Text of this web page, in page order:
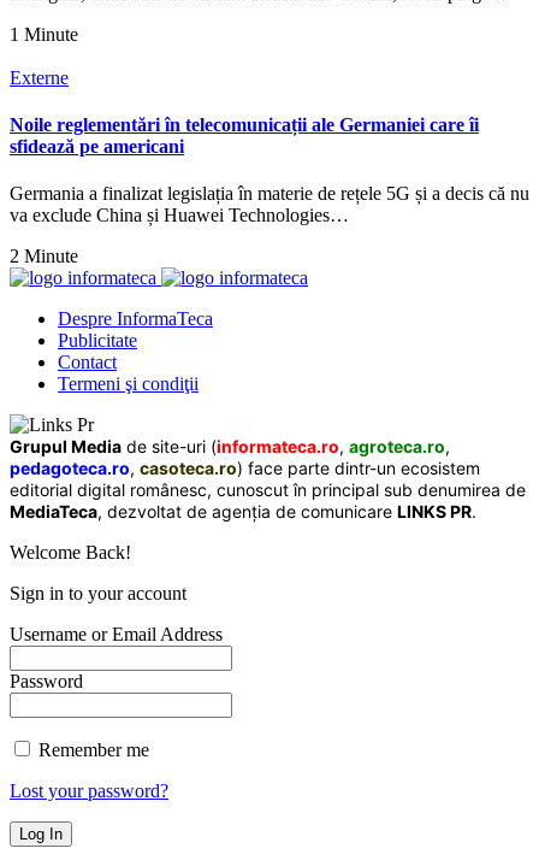
1 Minute
Externe
Noile reglementări în telecomunicații ale Germaniei care îi
sfidează pe americani
Germania a finalizat legislația în materie de rețele 5G și a decis că nu
va exclude China și Huawei Technologies…
2 Minute
Despre InformaTeca
Publicitate
Contact
Termeni şi condiţii
Grupul Media de site-uri (informateca.ro, agroteca.ro,
pedagoteca.ro, casoteca.ro) face parte dintr-un ecosistem
editorial digital românesc, cunoscut în principal sub denumirea de
MediaTeca, dezvoltat de agenția de comunicare LINKS PR.
Welcome Back!
Sign in to your account
Username or Email Address
Password
Remember me
Lost your password?